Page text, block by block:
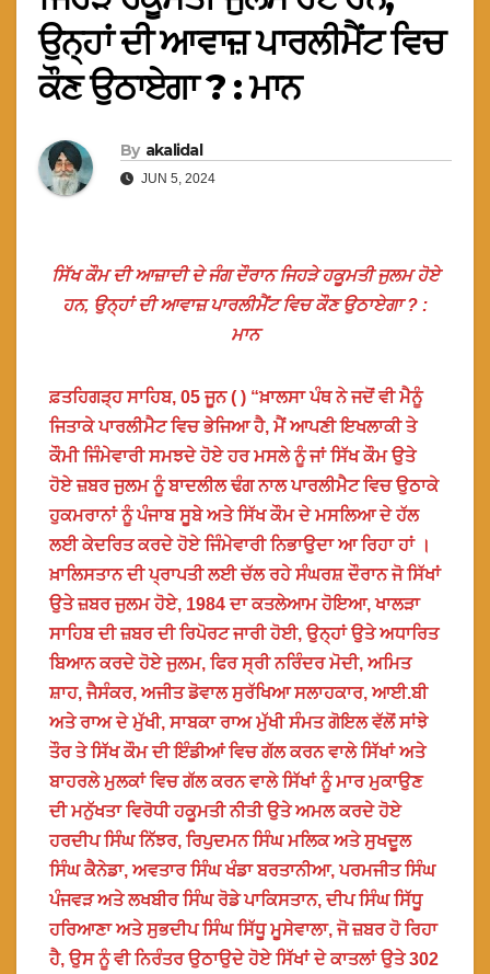
ਉਨ੍ਹਾਂ ਦੀ ਆਵਾਜ਼ ਪਾਰਲੀਮੈਂਟ ਵਿਚ
ਕੌਣ ਉਠਾਏਗਾ ? : ਮਾਨ
By akalidal
JUN 5, 2024
ਸਿੱਖ ਕੌਮ ਦੀ ਆਜ਼ਾਦੀ ਦੇ ਜੰਗ ਦੌਰਾਨ ਜਿਹੜੇ ਹਕੂਮਤੀ ਜੁਲਮ ਹੋਏ
ਹਨ, ਉਨ੍ਹਾਂ ਦੀ ਆਵਾਜ਼ ਪਾਰਲੀਮੈਂਟ ਵਿਚ ਕੌਣ ਉਠਾਏਗਾ ? :
ਮਾਨ
ਫ਼ਤਹਿਗੜ੍ਹ ਸਾਹਿਬ, 05 ਜੂਨ ( ) “ਖ਼ਾਲਸਾ ਪੰਥ ਨੇ ਜਦੋਂ ਵੀ ਮੈਨੂੰ
ਜਿਤਾਕੇ ਪਾਰਲੀਮੈਟ ਵਿਚ ਭੇਜਿਆ ਹੈ, ਮੈਂ ਆਪਣੀ ਇਖਲਾਕੀ ਤੇ
ਕੌਮੀ ਜਿੰਮੇਵਾਰੀ ਸਮਝਦੇ ਹੋਏ ਹਰ ਮਸਲੇ ਨੂੰ ਜਾਂ ਸਿੱਖ ਕੌਮ ਉਤੇ
ਹੋਏ ਜ਼ਬਰ ਜੁਲਮ ਨੂੰ ਬਾਦਲੀਲ ਢੰਗ ਨਾਲ ਪਾਰਲੀਮੈਟ ਵਿਚ ਉਠਾਕੇ
ਹੁਕਮਰਾਨਾਂ ਨੂੰ ਪੰਜਾਬ ਸੂਬੇ ਅਤੇ ਸਿੱਖ ਕੌਮ ਦੇ ਮਸਲਿਆ ਦੇ ਹੱਲ
ਲਈ ਕੇਦਰਿਤ ਕਰਦੇ ਹੋਏ ਜਿੰਮੇਵਾਰੀ ਨਿਭਾਉਦਾ ਆ ਰਿਹਾ ਹਾਂ ।
ਖ਼ਾਲਿਸਤਾਨ ਦੀ ਪ੍ਰਾਪਤੀ ਲਈ ਚੱਲ ਰਹੇ ਸੰਘਰਸ਼ ਦੌਰਾਨ ਜੋ ਸਿੱਖਾਂ
ਉਤੇ ਜ਼ਬਰ ਜੁਲਮ ਹੋਏ, 1984 ਦਾ ਕਤਲੇਆਮ ਹੋਇਆ, ਖਾਲੜਾ
ਸਾਹਿਬ ਦੀ ਜ਼ਬਰ ਦੀ ਰਿਪੋਰਟ ਜਾਰੀ ਹੋਈ, ਉਨ੍ਹਾਂ ਉਤੇ ਅਧਾਰਿਤ
ਬਿਆਨ ਕਰਦੇ ਹੋਏ ਜੁਲਮ, ਫਿਰ ਸ੍ਰੀ ਨਰਿੰਦਰ ਮੋਦੀ, ਅਮਿਤ
ਸ਼ਾਹ, ਜੈਸੰਕਰ, ਅਜੀਤ ਡੋਵਾਲ ਸੁਰੱਖਿਆ ਸਲਾਹਕਾਰ, ਆਈ.ਬੀ
ਅਤੇ ਰਾਅ ਦੇ ਮੁੱਖੀ, ਸਾਬਕਾ ਰਾਅ ਮੁੱਖੀ ਸੰਮਤ ਗੋਇਲ ਵੱਲੋਂ ਸਾਂਝੇ
ਤੌਰ ਤੇ ਸਿੱਖ ਕੌਮ ਦੀ ਇੰਡੀਆਂ ਵਿਚ ਗੱਲ ਕਰਨ ਵਾਲੇ ਸਿੱਖਾਂ ਅਤੇ
ਬਾਹਰਲੇ ਮੁਲਕਾਂ ਵਿਚ ਗੱਲ ਕਰਨ ਵਾਲੇ ਸਿੱਖਾਂ ਨੂੰ ਮਾਰ ਮੁਕਾਉਣ
ਦੀ ਮਨੁੱਖਤਾ ਵਿਰੋਧੀ ਹਕੂਮਤੀ ਨੀਤੀ ਉਤੇ ਅਮਲ ਕਰਦੇ ਹੋਏ
ਹਰਦੀਪ ਸਿੰਘ ਨਿੱਝਰ, ਰਿਪੁਦਮਨ ਸਿੰਘ ਮਲਿਕ ਅਤੇ ਸੁਖਦੂਲ
ਸਿੰਘ ਕੈਨੇਡਾ, ਅਵਤਾਰ ਸਿੰਘ ਖੰਡਾ ਬਰਤਾਨੀਆ, ਪਰਮਜੀਤ ਸਿੰਘ
ਪੰਜਵੜ ਅਤੇ ਲਖਬੀਰ ਸਿੰਘ ਰੋਡੇ ਪਾਕਿਸਤਾਨ, ਦੀਪ ਸਿੰਘ ਸਿੱਧੂ
ਹਰਿਆਣਾ ਅਤੇ ਸੁਭਦੀਪ ਸਿੰਘ ਸਿੱਧੂ ਮੂਸੇਵਾਲਾ, ਜੋ ਜ਼ਬਰ ਹੋ ਰਿਹਾ
ਹੈ, ਉਸ ਨੂੰ ਵੀ ਨਿਰੰਤਰ ਉਠਾਉਦੇ ਹੋਏ ਸਿੱਖਾਂ ਦੇ ਕਾਤਲਾਂ ਉਤੇ 302